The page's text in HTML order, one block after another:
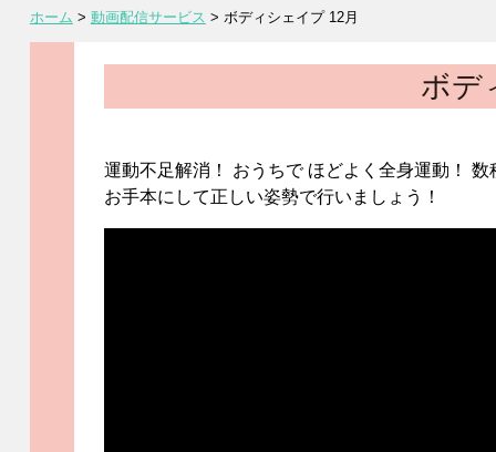
ホーム > 動画配信サービス > ボディシェイプ 12月
ボデ
運動不足解消！ おうちで ほどよく全身運動！
お手本にして正しい姿勢で行いましょう！